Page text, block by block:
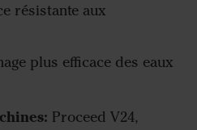
résistante aux
plus efficace des eaux
Proceed V24,